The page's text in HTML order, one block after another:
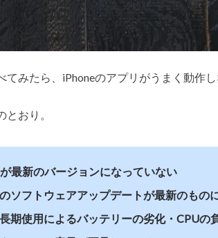
てみたら、iPhoneのアプリがうまく動作
とおり。
最新のバージョンになっていない
ソフトウェアアップデートが最新のもの
期使用によるバッテリーの劣化・CPUの